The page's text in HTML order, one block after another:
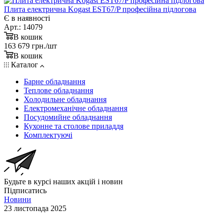
Плита електрична Kogast EST67/P професійна підлогова
Є в наявності
Арт.: 14079
В кошик
163 679 грн./шт
В кошик
Каталог
Барне обладнання
Теплове обладнання
Холодильне обладнання
Електромеханічне обладнання
Посудомийне обладнання
Кухонне та столове приладдя
Комплектуючі
Будьте в курсі наших акцій і новин
Підписатись
Новини
23 листопада 2025